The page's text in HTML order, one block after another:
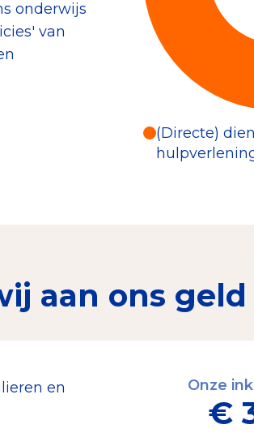
(Directe)
onderwijs
van
aan ons geld
Onze
€
en